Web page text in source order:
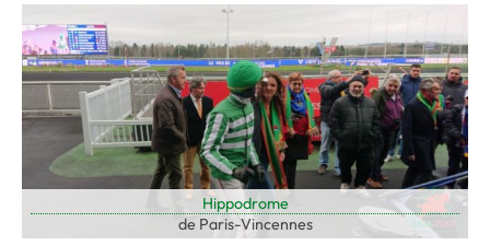
Hippodrome
de Paris-Vincennes